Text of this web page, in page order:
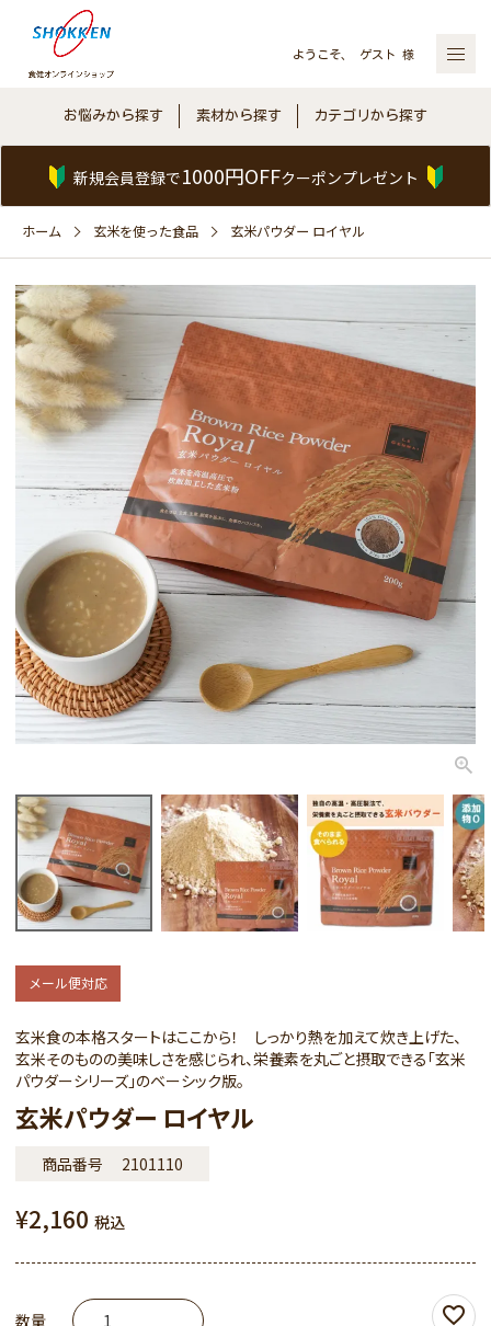
ようこそ、 ゲスト 様
お悩みから探す 素材から探す カテゴリから探す
新規会員登録で1000円OFFクーポンプレゼント
ホーム 玄米を使った食品 玄米パウダー ロイヤル
メール便対応
玄米食の本格スタートはここから！ しっかり熱を加えて炊き上げた、
玄米そのものの美味しさを感じられ、栄養素を丸ごと摂取できる「玄米
パウダーシリーズ」のベーシック版。
玄米パウダー ロイヤル
商品番号 2101110
¥2,160 税込